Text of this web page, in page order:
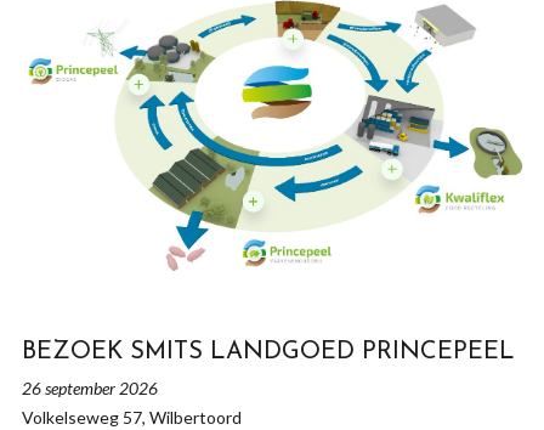
BEZOEK SMITS LANDGOED PRINCEPEEL
26 september 2026
Volkelseweg 57, Wilbertoord